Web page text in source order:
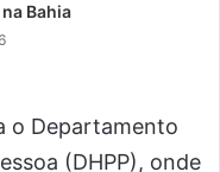
Bahia
o Departamento
(DHPP), onde